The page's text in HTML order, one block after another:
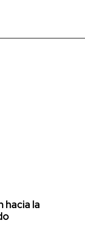
hacia la